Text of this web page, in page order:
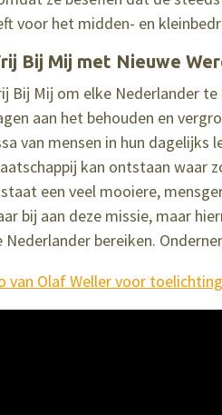
voor het midden- en
Bij Mij met Nieuwe
Bij Mij om elke Nederlander
aan het behouden en
van mensen in hun dagelijks
kan ontstaan waar
een veel mooiere,
bij aan deze missie, maar
bereiken.
van Olaf Weller voor toelichting